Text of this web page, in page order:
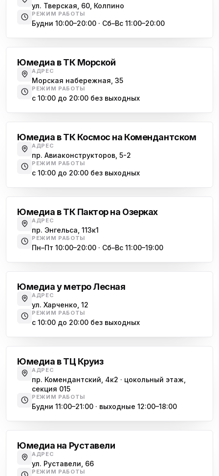
ул. Тверская, 60, Колпино
РЕЖИМ РАБОТЫ
Будни 10:00–20:00 · Сб–Вс 11:00–20:00
Юмедиа в ТК Морской
АДРЕС
Морская набережная, 35
РЕЖИМ РАБОТЫ
с 10:00 до 20:00 без выходных
Юмедиа в ТК Космос на Комендантском
АДРЕС
пр. Авиаконструкторов, 5-2
РЕЖИМ РАБОТЫ
с 10:00 до 20:00 без выходных
Юмедиа в ТК Пактор на Озерках
АДРЕС
пр. Энгельса, 113к1
РЕЖИМ РАБОТЫ
Пн–Пт 10:00–20:00 · Сб–Вс 11:00–19:00
Юмедиа у метро Лесная
АДРЕС
ул. Харченко, 12
РЕЖИМ РАБОТЫ
с 10:00 до 20:00 без выходных
Юмедиа в ТЦ Круиз
АДРЕС
пр. Комендантский, 4к2 · цокольный этаж,
секция 015
РЕЖИМ РАБОТЫ
Будни 11:00–21:00 · выходные 12:00–18:00
Юмедиа на Руставели
АДРЕС
ул. Руставели, 66
РЕЖИМ РАБОТЫ